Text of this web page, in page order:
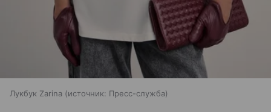
Лукбук Zarina источник: Пресс-служба